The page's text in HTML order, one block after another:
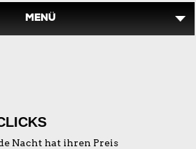
MENÜ
Nacht hat ihren Preis